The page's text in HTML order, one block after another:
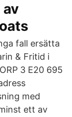
fall ersätta
& Fritid i
3 E20 695
med
ett av